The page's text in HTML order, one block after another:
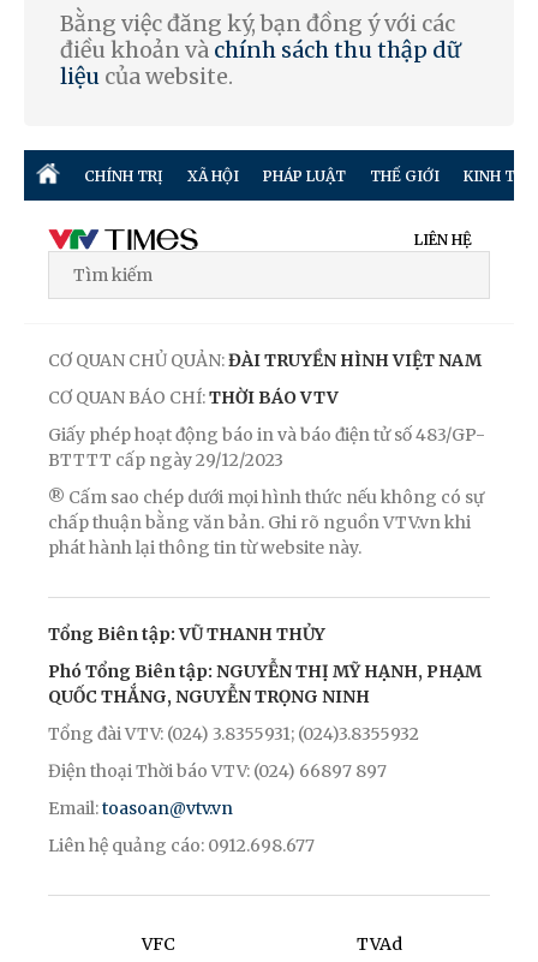
Bằng việc đăng ký, bạn đồng ý với các
điều khoản và chính sách thu thập dữ
liệu của website.
CHÍNH TRỊ XÃ HỘI PHÁP LUẬT THẾ GIỚI KINH TẾ
LIÊN HỆ
CƠ QUAN CHỦ QUẢN:ĐÀI TRUYỀN HÌNH VIỆT NAM
CƠ QUAN BÁO CHÍ:THỜI BÁO VTV
Giấy phép hoạt động báo in và báo điện tử số 483/GP-
BTTTT cấp ngày 29/12/2023
® Cấm sao chép dưới mọi hình thức nếu không có sự
chấp thuận bằng văn bản. Ghi rõ nguồn VTV.vn khi
phát hành lại thông tin từ website này.
Tổng Biên tập: VŨ THANH THỦY
Phó Tổng Biên tập: NGUYỄN THỊ MỸ HẠNH, PHẠM
QUỐC THẮNG, NGUYỄN TRỌNG NINH
Tổng đài VTV: (024) 3.8355931; (024)3.8355932
Điện thoại Thời báo VTV: (024) 66897 897
Email:toasoan@vtv.vn
Liên hệ quảng cáo: 0912.698.677
VFC TVAd